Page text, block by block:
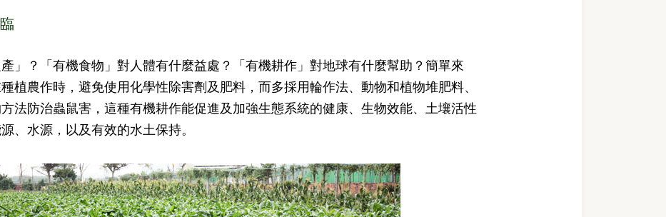
？「有機食物」對人體有什麼益處？「有機耕作」對地球有什麼幫助？簡單來
植農作時，避免使用化學性除害劑及肥料，而多採用輪作法、動物和植物堆肥料、
法防治蟲鼠害，這種有機耕作能促進及加強生態系統的健康、生物效能、土壤活性
、水源，以及有效的水土保持。